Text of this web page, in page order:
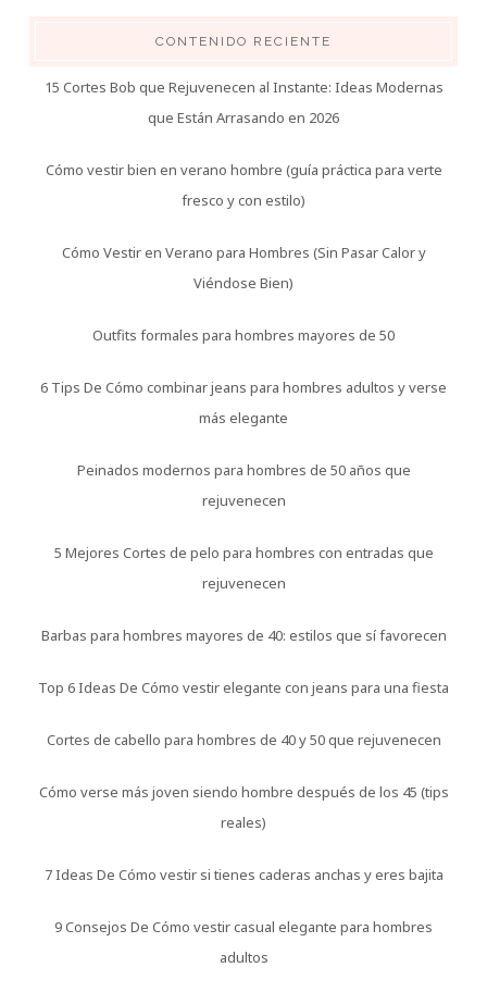
CONTENIDO RECIENTE
15 Cortes Bob que Rejuvenecen al Instante: Ideas Modernas
que Están Arrasando en 2026
Cómo vestir bien en verano hombre (guía práctica para verte
fresco y con estilo)
Cómo Vestir en Verano para Hombres (Sin Pasar Calor y
Viéndose Bien)
Outfits formales para hombres mayores de 50
6 Tips De Cómo combinar jeans para hombres adultos y verse
más elegante
Peinados modernos para hombres de 50 años que
rejuvenecen
5 Mejores Cortes de pelo para hombres con entradas que
rejuvenecen
Barbas para hombres mayores de 40: estilos que sí favorecen
Top 6 Ideas De Cómo vestir elegante con jeans para una fiesta
Cortes de cabello para hombres de 40 y 50 que rejuvenecen
Cómo verse más joven siendo hombre después de los 45 (tips
reales)
7 Ideas De Cómo vestir si tienes caderas anchas y eres bajita
9 Consejos De Cómo vestir casual elegante para hombres
adultos